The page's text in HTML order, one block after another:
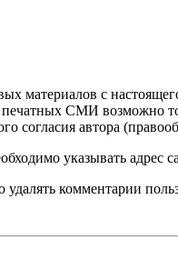
материалов с
печатных СМИ возможно
согласия автора
указывать адрес
комментарии